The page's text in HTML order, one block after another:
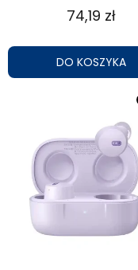
74,19 zł
DO KOSZYKA